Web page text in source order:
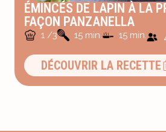
ÉMINCÉS DE LAPIN À LA
FAÇON PANZANELLA
1 /3 15 min. 15 min.
DÉCOUVRIR LA RECETTE